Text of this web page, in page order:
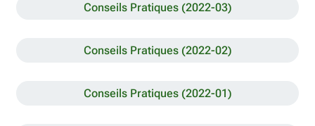
Conseils Pratiques (2022-03)
Conseils Pratiques (2022-02)
Conseils Pratiques (2022-01)